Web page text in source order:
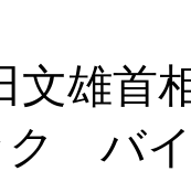
雄首
バイ